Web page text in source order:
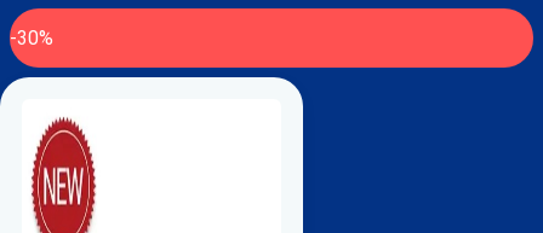
-30%